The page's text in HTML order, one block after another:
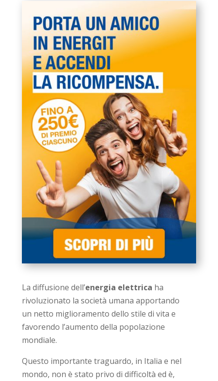
La diffusione dell’energia elettrica ha
rivoluzionato la società umana apportando
un netto miglioramento dello stile di vita e
favorendo l’aumento della popolazione
mondiale.
Questo importante traguardo, in Italia e nel
mondo, non è stato privo di difficoltà ed è,